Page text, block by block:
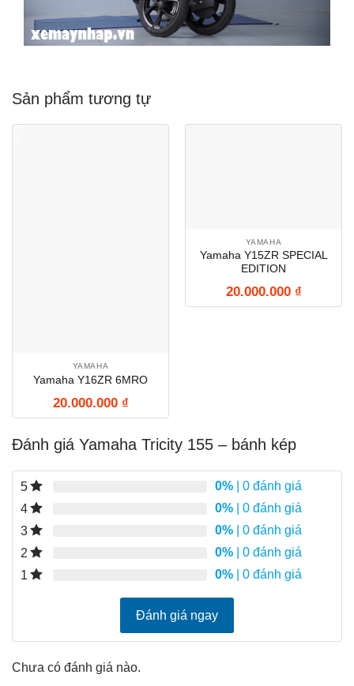
Sản phẩm tương tự
YAMAHA
Yamaha Y16ZR 6MRO
20.000.000 ₫
YAMAHA
Yamaha Y15ZR SPECIAL
EDITION
20.000.000 ₫
Đánh giá Yamaha Tricity 155 – bánh kép
5 0% | 0 đánh giá
4
0% | 0 đánh giá
3
0% | 0 đánh giá
2
0% | 0 đánh giá
1
0% | 0 đánh giá
Đánh giá ngay
Chưa có đánh giá nào.